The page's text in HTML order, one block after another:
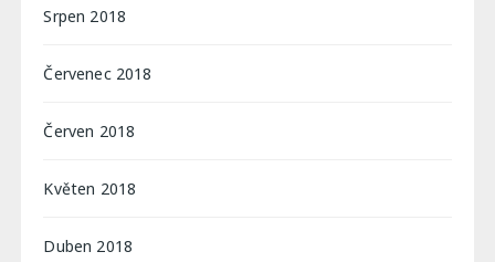
Srpen 2018
Červenec 2018
Červen 2018
Květen 2018
Duben 2018